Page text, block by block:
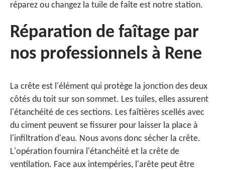
réparez ou changez la tuile de faîte est notre station.
Réparation de faîtage par
nos professionnels à Rene
La crête est l'élément qui protège la jonction des deux
côtés du toit sur son sommet. Les tuiles, elles assurent
l'étanchéité de ces sections. Les faîtières scellés avec
du ciment peuvent se fissurer pour laisser la place à
l'infiltration d'eau. Nous avons donc sécher la crête.
L'opération fournira l'étanchéité et la crête de
ventilation. Face aux intempéries, l'arête peut être